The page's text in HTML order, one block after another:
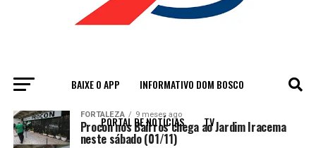
BAIXE O APP INFORMATIVO DOM BOSCO
PORTAL DE NOTÍCIAS TV
All posts tagged "Procon nos Bairros"
FORTALEZA 9 meses ago
Procon nos Bairros chega ao Jardim Iracema
neste sábado (01/11)